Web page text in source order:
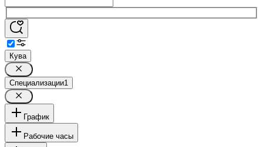
Кува
Специализации1
График
Рабочие часы